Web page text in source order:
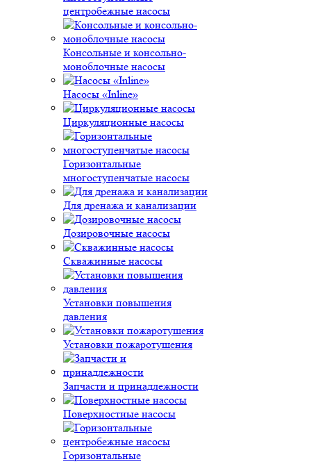
центробежные насосы
Консольные и консольно-
моноблочные насосы
Насосы «Inline»
Циркуляционные насосы
Горизонтальные
многоступенчатые насосы
Для дренажа и канализации
Дозировочные насосы
Скважинные насосы
Установки повышения
давления
Установки пожаротушения
Запчасти и принадлежности
Поверхностные насосы
Горизонтальные